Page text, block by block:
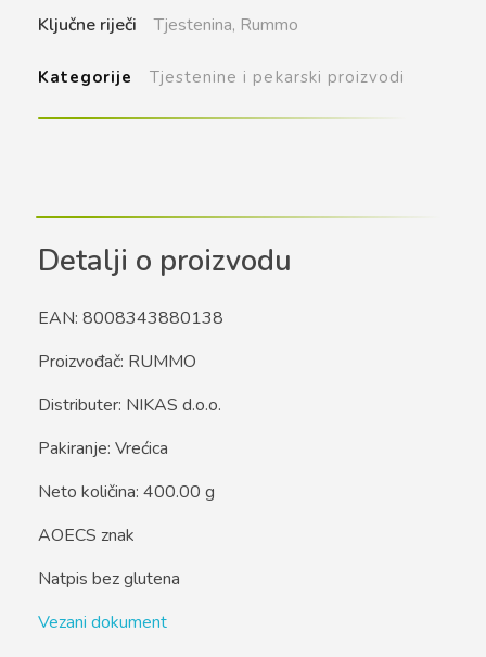
Ključne riječi Tjestenina, Rummo
Kategorije Tjestenine i pekarski proizvodi
Detalji o proizvodu
EAN: 8008343880138
Proizvođač: RUMMO
Distributer: NIKAS d.o.o.
Pakiranje: Vrećica
Neto količina: 400.00 g
AOECS znak
Natpis bez glutena
Vezani dokument